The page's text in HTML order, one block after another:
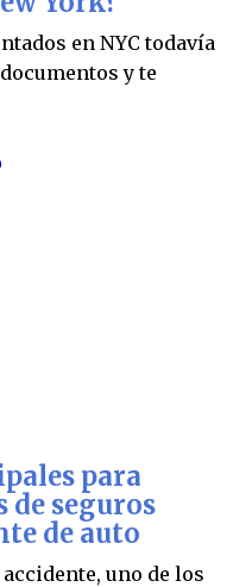
en NYC todavía
y te
para
seguros
de auto
uno de los